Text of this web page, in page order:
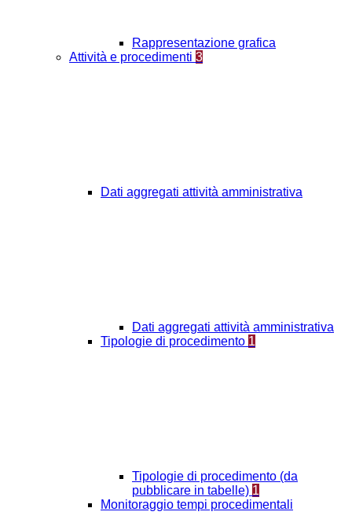
Rappresentazione grafica
Attività e procedimenti 3
Dati aggregati attività amministrativa
Dati aggregati attività amministrativa
Tipologie di procedimento 1
Tipologie di procedimento (da
pubblicare in tabelle) 1
Monitoraggio tempi procedimentali